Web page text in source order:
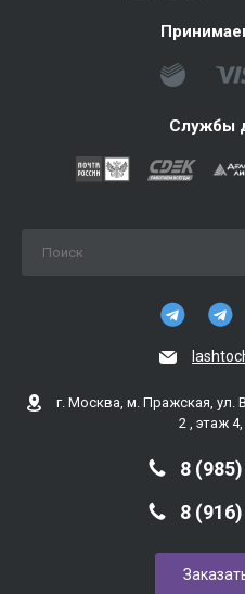
Службы
г. Москва, м. Пражская, ул.
2 , этаж
8
8